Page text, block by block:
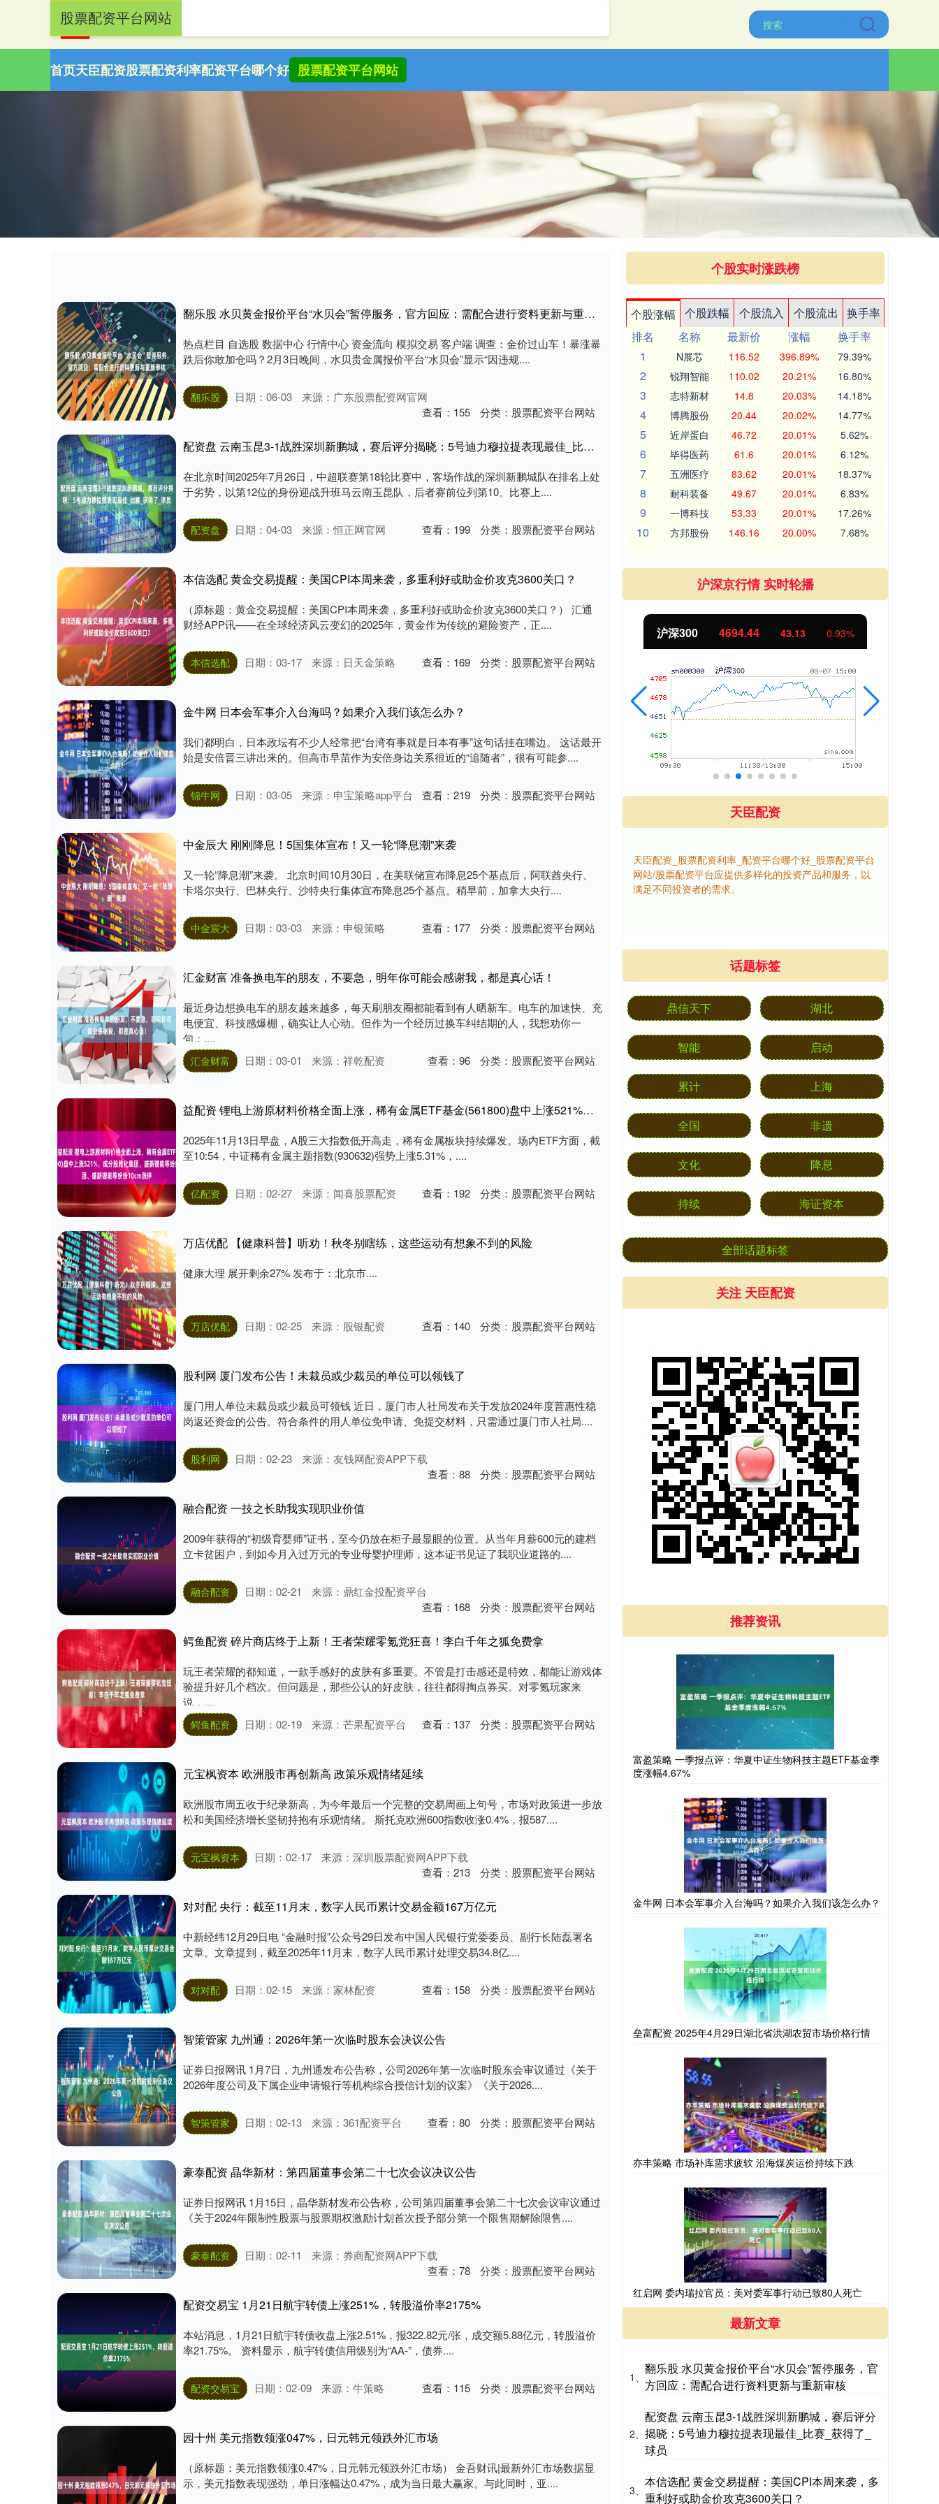
首页天臣配资股票配资利率配资平台哪个好 股票配资平台网站
股票配资平台网站
翻乐股 水贝黄金报价平台“水贝会”暂停服务，官方回应：需配合进行资料更新与重新审核
热点栏目 自选股 数据中心 行情中心 资金流向 模拟交易 客户端 调查：金价过山车！暴涨暴
跌后你敢加仓吗？2月3日晚间，水贝贵金属报价平台“水贝会”显示“因违规....
翻乐股 日期：06-03
来源：广东股票配资网官网
查看： 155 分类： 股票配资平台网站
配资盘 云南玉昆3-1战胜深圳新鹏城，赛后评分揭晓：5号迪力穆拉提表现最佳_比赛_获得了_球员
在北京时间2025年7月26日，中超联赛第18轮比赛中，客场作战的深圳新鹏城队在排名上处
于劣势，以第12位的身份迎战升班马云南玉昆队，后者赛前位列第10。比赛上....
配资盘 日期：04-03 来源：恒正网官网 查看： 199 分类： 股票配资平台网站
本信选配 黄金交易提醒：美国CPI本周来袭，多重利好或助金价攻克3600关口？
（原标题：黄金交易提醒：美国CPI本周来袭，多重利好或助金价攻克3600关口？） 汇通
财经APP讯——在全球经济风云变幻的2025年，黄金作为传统的避险资产，正....
本信选配 日期：03-17 来源：日天金策略 查看： 169 分类： 股票配资平台网站
金牛网 日本会军事介入台海吗？如果介入我们该怎么办？
我们都明白，日本政坛有不少人经常把“台湾有事就是日本有事”这句话挂在嘴边。 这话最开
始是安倍晋三讲出来的。但高市早苗作为安倍身边关系很近的“追随者”，很有可能参....
锦牛网 日期：03-05 来源：申宝策略app平台 查看： 219 分类： 股票配资平台网站
中金辰大 刚刚降息！5国集体宣布！又一轮“降息潮”来袭
又一轮“降息潮”来袭。 北京时间10月30日，在美联储宣布降息25个基点后，阿联酋央行、
卡塔尔央行、巴林央行、沙特央行集体宣布降息25个基点。稍早前，加拿大央行....
中金宸大 日期：03-03 来源：申银策略 查看： 177 分类： 股票配资平台网站
汇金财富 准备换电车的朋友，不要急，明年你可能会感谢我，都是真心话！
最近身边想换电车的朋友越来越多，每天刷朋友圈都能看到有人晒新车。电车的加速快、充
电便宜、科技感爆棚，确实让人心动。但作为一个经历过换车纠结期的人，我想劝你一
句：....
汇金财富 日期：03-01 来源：祥乾配资 查看： 96 分类： 股票配资平台网站
益配资 锂电上游原材料价格全面上涨，稀有金属ETF基金(561800)盘中上涨521%，成分股雅化集团、盛新锂能等纷纷10cm涨停
2025年11月13日早盘，A股三大指数低开高走，稀有金属板块持续爆发。场内ETF方面，截
至10:54，中证稀有金属主题指数(930632)强势上涨5.31%，....
亿配资 日期：02-27 来源：闻喜股票配资 查看： 192 分类： 股票配资平台网站
万店优配 【健康科普】听劝！秋冬别瞎练，这些运动有想象不到的风险
健康大理 展开剩余27% 发布于：北京市....
万店优配 日期：02-25 来源：股银配资 查看： 140 分类： 股票配资平台网站
股利网 厦门发布公告！未裁员或少裁员的单位可以领钱了
厦门用人单位未裁员或少裁员可领钱 近日，厦门市人社局发布关于发放2024年度普惠性稳
岗返还资金的公告。符合条件的用人单位免申请、免提交材料，只需通过厦门市人社局....
股利网 日期：02-23
来源：友钱网配资APP下载
查看： 88 分类： 股票配资平台网站
融合配资 一技之长助我实现职业价值
2009年获得的“初级育婴师”证书，至今仍放在柜子最显眼的位置。从当年月薪600元的建档
立卡贫困户，到如今月入过万元的专业母婴护理师，这本证书见证了我职业道路的....
融合配资 日期：02-21
来源：鼎红金投配资平台
查看： 168 分类： 股票配资平台网站
鳄鱼配资 碎片商店终于上新！王者荣耀零氪党狂喜！李白千年之狐免费拿
玩王者荣耀的都知道，一款手感好的皮肤有多重要。不管是打击感还是特效，都能让游戏体
验提升好几个档次。但问题是，那些公认的好皮肤，往往都得掏点券买。对零氪玩家来
说，....
鳄鱼配资 日期：02-19 来源：芒果配资平台 查看： 137 分类： 股票配资平台网站
元宝枫资本 欧洲股市再创新高 政策乐观情绪延续
欧洲股市周五收于纪录新高，为今年最后一个完整的交易周画上句号，市场对政策进一步放
松和美国经济增长坚韧持抱有乐观情绪。 斯托克欧洲600指数收涨0.4%，报587....
元宝枫资本 日期：02-17
来源：深圳股票配资网APP下载
查看： 213 分类： 股票配资平台网站
对对配 央行：截至11月末，数字人民币累计交易金额167万亿元
中新经纬12月29日电 “金融时报”公众号29日发布中国人民银行党委委员、副行长陆磊署名
文章。文章提到，截至2025年11月末，数字人民币累计处理交易34.8亿....
对对配 日期：02-15 来源：家林配资 查看： 158 分类： 股票配资平台网站
智策管家 九州通：2026年第一次临时股东会决议公告
证券日报网讯 1月7日，九州通发布公告称，公司2026年第一次临时股东会审议通过《关于
2026年度公司及下属企业申请银行等机构综合授信计划的议案》《关于2026....
智策管家 日期：02-13 来源：361配资平台 查看： 80 分类： 股票配资平台网站
豪泰配资 晶华新材：第四届董事会第二十七次会议决议公告
证券日报网讯 1月15日，晶华新材发布公告称，公司第四届董事会第二十七次会议审议通过
《关于2024年限制性股票与股票期权激励计划首次授予部分第一个限售期解除限售....
豪泰配资 日期：02-11
来源：券商配资网APP下载
查看： 78 分类： 股票配资平台网站
配资交易宝 1月21日航宇转债上涨251%，转股溢价率2175%
本站消息，1月21日航宇转债收盘上涨2.51%，报322.82元/张，成交额5.88亿元，转股溢价
率21.75%。 资料显示，航宇转债信用级别为“AA-”，债券....
配资交易宝 日期：02-09 来源：牛策略 查看： 115 分类： 股票配资平台网站
园十州 美元指数领涨047%，日元韩元领跌外汇市场
（原标题：美元指数领涨0.47%，日元韩元领跌外汇市场） 金吾财讯|最新外汇市场数据显
示，美元指数表现强劲，单日涨幅达0.47%，成为当日最大赢家。与此同时，亚....
个股实时涨跌榜
个股涨幅 个股跌幅 个股流入 个股流出
换手率
排名
名称 最新价 涨幅
换手率
1
N展芯 116.52 396.89% 79.39%
2 锐翔智能 110.02 20.21% 16.80%
3 志特新材 14.8 20.03% 14.18%
4 博腾股份 20.44 20.02% 14.77%
5 近岸蛋白 46.72 20.01% 5.62%
6 毕得医药 61.6 20.01% 6.12%
7 五洲医疗 83.62 20.01% 18.37%
8 耐科装备 49.67 20.01% 6.83%
9 一博科技 53.33 20.01% 17.26%
10 方邦股份 146.16 20.00% 7.68%
沪深京行情 实时轮播
深证成指 14311.01 200.89 1.42% 沪深300 4694.44 43.13 北证50 1134.24 11.37 1.01%
天臣配资
天臣配资_股票配资利率_配资平台哪个好_股票配资平台
网站/股票配资平台应提供多样化的投资产品和服务，以
满足不同投资者的需求。
话题标签
鼎信天下 湖北
智能 启动
累计 上海
全国 非遗
文化 降息
持续 海证资本
全部话题标签
关注 天臣配资
推荐资讯
富盈策略 一季报点评：华夏中证生物科技主题ETF基金季
度涨幅4.67%
金牛网 日本会军事介入台海吗？如果介入我们该怎么办？
垒富配资 2025年4月29日湖北省洪湖农贸市场价格行情
亦丰策略 市场补库需求疲软 沿海煤炭运价持续下跌
红启网 委内瑞拉官员：美对委军事行动已致80人死亡
最新文章
1、
翻乐股 水贝黄金报价平台“水贝会”暂停服务，官
方回应：需配合进行资料更新与重新审核
2、
配资盘 云南玉昆3-1战胜深圳新鹏城，赛后评分
揭晓：5号迪力穆拉提表现最佳_比赛_获得了_
球员
3、
本信选配 黄金交易提醒：美国CPI本周来袭，多
重利好或助金价攻克3600关口？